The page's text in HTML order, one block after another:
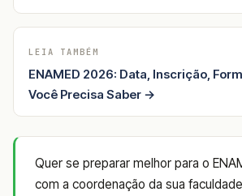
LEIA TAMBÉM
ENAMED 2026: Data, Inscrição,
Você Precisa Saber →
Quer se preparar melhor para o
com a coordenação da sua